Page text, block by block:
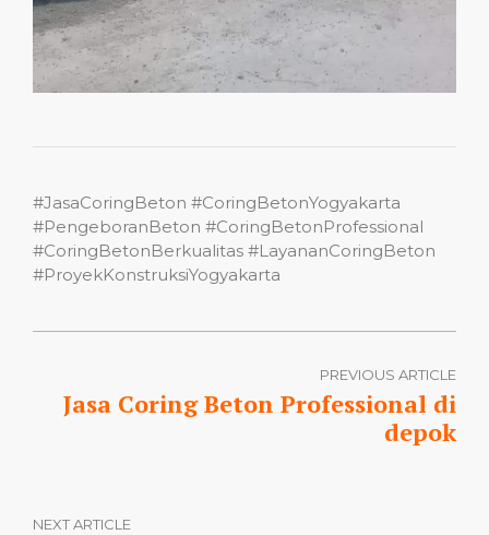
#JasaCoringBeton #CoringBetonYogyakarta
#PengeboranBeton #CoringBetonProfessional
#CoringBetonBerkualitas #LayananCoringBeton
#ProyekKonstruksiYogyakarta
PREVIOUS ARTICLE
Jasa Coring Beton Professional di
depok
NEXT ARTICLE